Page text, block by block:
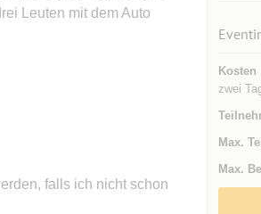
Leuten mit dem Auto
falls ich nicht schon
Kosten
zwei
Max.
Max.